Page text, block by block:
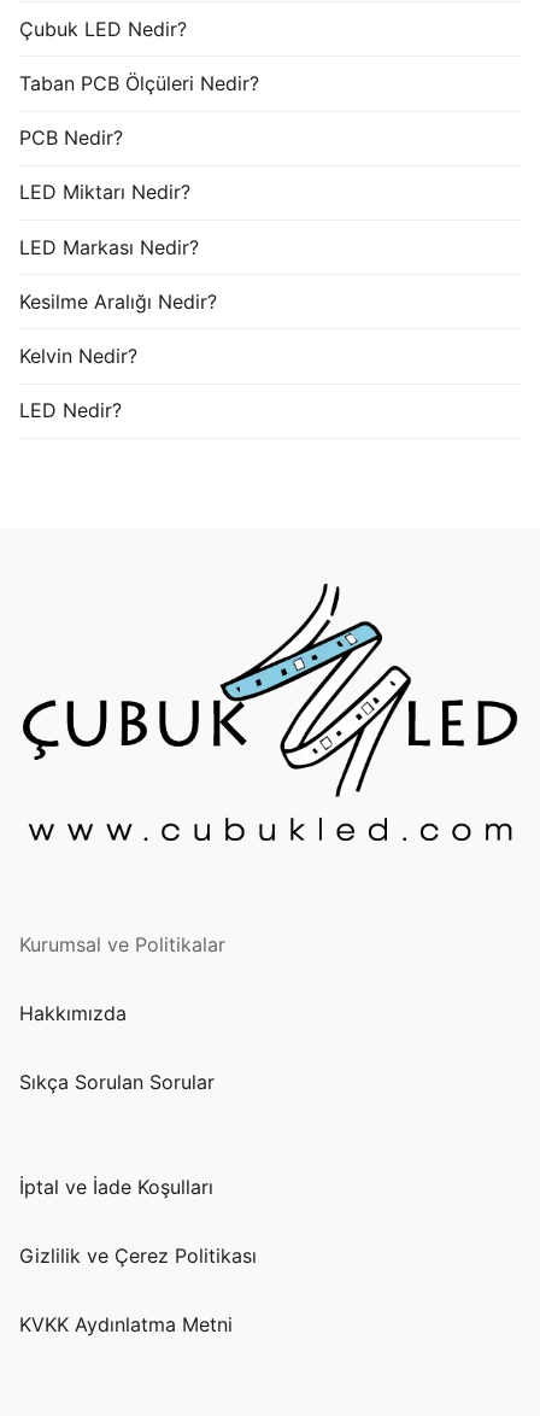
Çubuk LED Nedir?
Taban PCB Ölçüleri Nedir?
PCB Nedir?
LED Miktarı Nedir?
LED Markası Nedir?
Kesilme Aralığı Nedir?
Kelvin Nedir?
LED Nedir?
Kurumsal ve Politikalar
Hakkımızda
Sıkça Sorulan Sorular
İptal ve İade Koşulları
Gizlilik ve Çerez Politikası
KVKK Aydınlatma Metni